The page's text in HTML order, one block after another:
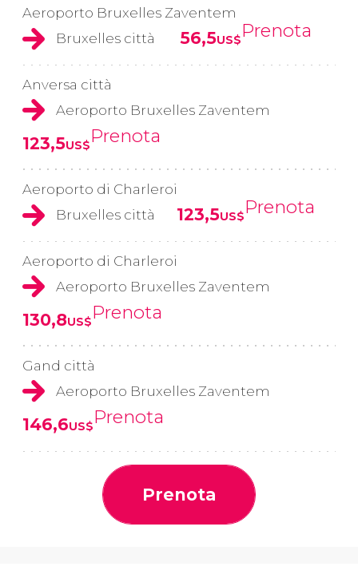
Aeroporto Bruxelles Zaventem
Bruxelles città
56,5US$Prenota
Anversa città
Aeroporto Bruxelles Zaventem
123,5US$Prenota
Aeroporto di Charleroi
Bruxelles città
123,5US$Prenota
Aeroporto di Charleroi
Aeroporto Bruxelles Zaventem
130,8US$Prenota
Gand città
Aeroporto Bruxelles Zaventem
146,6US$Prenota
Prenota